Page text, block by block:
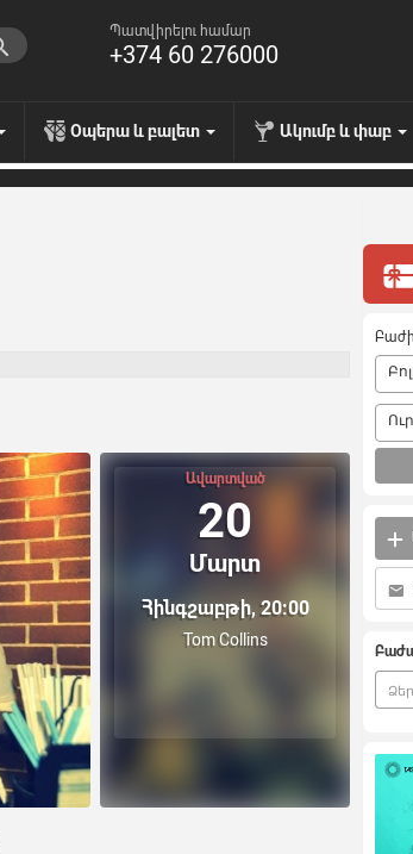
Պատվիրելու համար
+374 60 276000
Օպերա և բալետ Ակումբ և փաբ
Ավարտված
20
Մարտ
Հինգշաբթի, 20:00
Tom Collins